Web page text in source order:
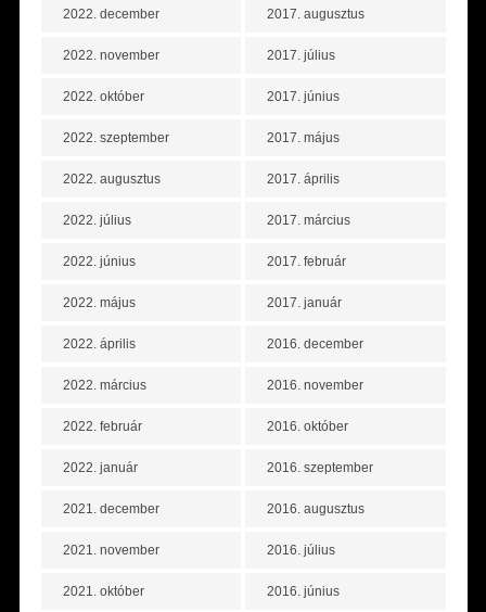
2022. december
2022. november
2022. október
2022. szeptember
2022. augusztus
2022. július
2022. június
2022. május
2022. április
2022. március
2022. február
2022. január
2021. december
2021. november
2021. október
2017. augusztus
2017. július
2017. június
2017. május
2017. április
2017. március
2017. február
2017. január
2016. december
2016. november
2016. október
2016. szeptember
2016. augusztus
2016. július
2016. június